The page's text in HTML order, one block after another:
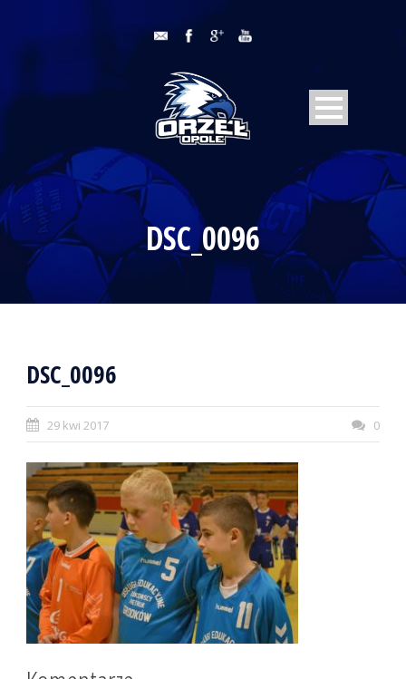
DSC_0096
DSC_0096
29 kwi 2017 0